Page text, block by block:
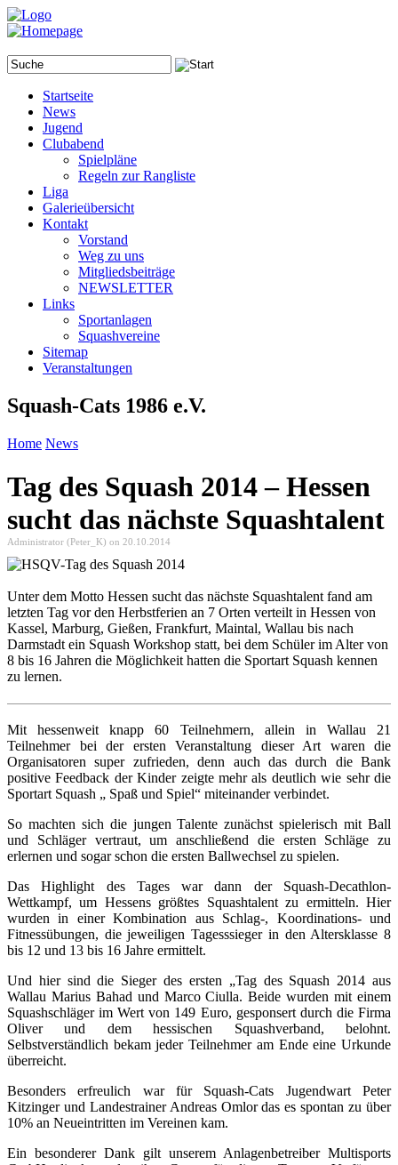
Startseite
News
Jugend
Clubabend
Spielpläne
Regeln zur Rangliste
Liga
Galerieübersicht
Kontakt
Vorstand
Weg zu uns
Mitgliedsbeiträge
NEWSLETTER
Links
Sportanlagen
Squashvereine
Sitemap
Veranstaltungen
Squash-Cats 1986 e.V.
Home News
Tag des Squash 2014 – Hessen
sucht das nächste Squashtalent
Administrator (Peter_K) on 20.10.2014
Unter dem Motto Hessen sucht das nächste Squashtalent fand am
letzten Tag vor den Herbstferien an 7 Orten verteilt in Hessen von
Kassel, Marburg, Gießen, Frankfurt, Maintal, Wallau bis nach
Darmstadt ein Squash Workshop statt, bei dem Schüler im Alter von
8 bis 16 Jahren die Möglichkeit hatten die Sportart Squash kennen
zu lernen.
Mit hessenweit knapp 60 Teilnehmern, allein in Wallau 21
Teilnehmer bei der ersten Veranstaltung dieser Art waren die
Organisatoren super zufrieden, denn auch das durch die Bank
positive Feedback der Kinder zeigte mehr als deutlich wie sehr die
Sportart Squash „ Spaß und Spiel“ miteinander verbindet.
So machten sich die jungen Talente zunächst spielerisch mit Ball
und Schläger vertraut, um anschließend die ersten Schläge zu
erlernen und sogar schon die ersten Ballwechsel zu spielen.
Das Highlight des Tages war dann der Squash-Decathlon-
Wettkampf, um Hessens größtes Squashtalent zu ermitteln. Hier
wurden in einer Kombination aus Schlag-, Koordinations- und
Fitnessübungen, die jeweiligen Tagesssieger in den Altersklasse 8
bis 12 und 13 bis 16 Jahre ermittelt.
Und hier sind die Sieger des ersten „Tag des Squash 2014 aus
Wallau Marius Bahad und Marco Ciulla. Beide wurden mit einem
Squashschläger im Wert von 149 Euro, gesponsert durch die Firma
Oliver und dem hessischen Squashverband, belohnt.
Selbstverständlich bekam jeder Teilnehmer am Ende eine Urkunde
überreicht.
Besonders erfreulich war für Squash-Cats Jugendwart Peter
Kitzinger und Landestrainer Andreas Omlor das es spontan zu über
10% an Neueintritten im Vereinen kam.
Ein besonderer Dank gilt unserem Anlagenbetreiber Multisports